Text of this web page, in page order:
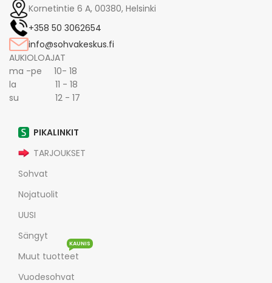
Kornetintie 6 A, 00380, Helsinki
+358 50 3062654
info@sohvakeskus.fi
AUKIOLOAJAT
ma -pe 10- 18
la 11 - 18
su 12 - 17
PIKALINKIT
TARJOUKSET
Sohvat
Nojatuolit
UUSI
Sängyt
Muut tuotteet
KAUNIS
Vuodesohvat